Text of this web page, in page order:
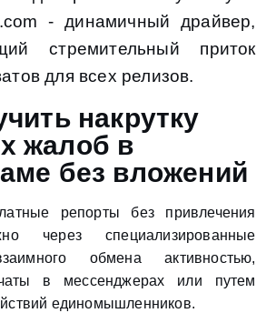
- динамичный драйвер,
стремительный приток
для всех релизов.
накрутку
жалоб в
без вложений
репорты без привлечения
через специализированные
обмена активностью,
в мессенджерах или путем
единомышленников.